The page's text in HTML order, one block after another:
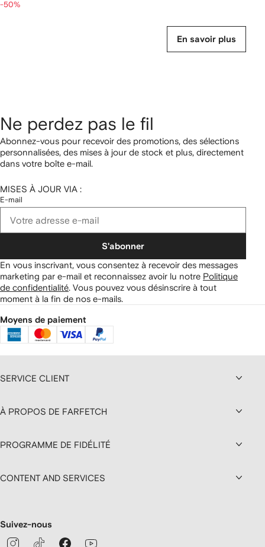
-50%
En savoir plus
Ne perdez pas le fil
Abonnez-vous pour recevoir des promotions, des sélections
personnalisées, des mises à jour de stock et plus, directement
dans votre boîte e-mail.
MISES À JOUR VIA :
E-mail
S'abonner
En vous inscrivant, vous consentez à recevoir des messages
marketing par e-mail et reconnaissez avoir lu notre Politique
de confidentialité. Vous pouvez vous désinscrire à tout
moment à la fin de nos e-mails.
Moyens de paiement
SERVICE CLIENT
À PROPOS DE FARFETCH
PROGRAMME DE FIDÉLITÉ
CONTENT AND SERVICES
Suivez-nous